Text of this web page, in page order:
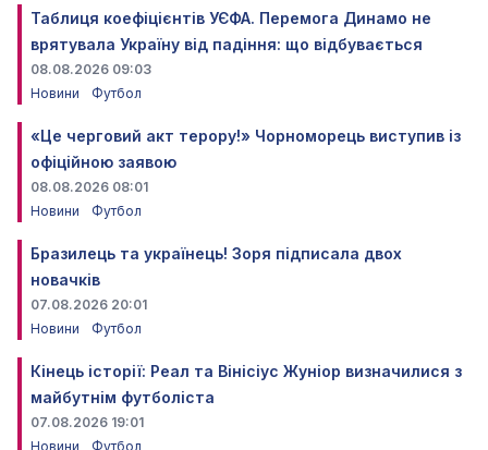
Таблиця коефіцієнтів УЄФА. Перемога Динамо не
врятувала Україну від падіння: що відбувається
08.08.2026 09:03
Новини
Футбол
«Це черговий акт терору!» Чорноморець виступив із
офіційною заявою
08.08.2026 08:01
Новини
Футбол
Бразилець та українець! Зоря підписала двох
новачків
07.08.2026 20:01
Новини
Футбол
Кінець історії: Реал та Вінісіус Жуніор визначилися з
майбутнім футболіста
07.08.2026 19:01
Новини
Футбол